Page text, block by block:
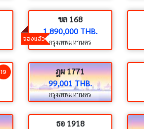
จองแล้ว
ขล 168
1,890,000 THB.
กรุงเทพมหานคร
19
ฎผ 1771
99,001 THB.
กรุงเทพมหานคร
ธอ 1918